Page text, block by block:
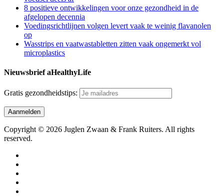
8 positieve ontwikkelingen voor onze gezondheid in de
afgelopen decennia
Voedingsrichtlijnen volgen levert vaak te weinig flavanolen
op
Wasstrips en vaatwastabletten zitten vaak ongemerkt vol
microplastics
Nieuwsbrief aHealthyLife
Gratis gezondheidstips:
Copyright © 2026 Juglen Zwaan & Frank Ruiters. All rights
reserved.